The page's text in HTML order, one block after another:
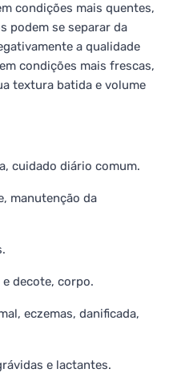
condições mais quentes,
podem se separar da
a qualidade
condições mais frescas,
textura batida e volume
cuidado diário comum.
manutenção da
decote, corpo.
eczemas, danificada,
e lactantes.